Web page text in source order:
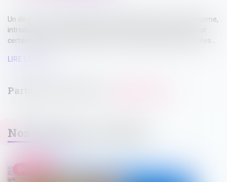
Un décret du 30 décembre 2024, modifiant le code de l'urbanisme,
introduit une nouvelle obligation de participation du public pour
certains projets d'urbanisme à proximité d’installations classées...
LIRE LA SUITE
Nos dernières actualités